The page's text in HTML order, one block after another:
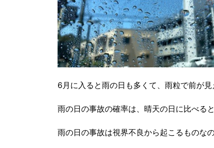
6月に入ると雨の日も多くて、雨粒で前が
雨の日の事故の確率は、晴天の日に比べる
雨の日の事故は視界不良から起こるものな